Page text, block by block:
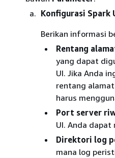
Konfigurasi Spark
Berikan informasi
Rentang
yang dapat
UI. Jika Anda
rentang
harus
Port server
UI. Anda
Direktori log
mana log